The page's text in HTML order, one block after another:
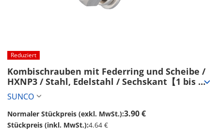
Reduziert
Kombischrauben mit Federring und Scheibe /
HXNP3 / Stahl, Edelstahl / Sechskant【1 bis
2,000 Stück】 (HXNP3-SUS-M8-85)
SUNCO
Normaler Stückpreis (exkl. MwSt.):3.90 €
Stückpreis (inkl. MwSt.):4.64 €